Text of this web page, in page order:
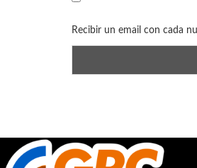
Recibir un email con cada